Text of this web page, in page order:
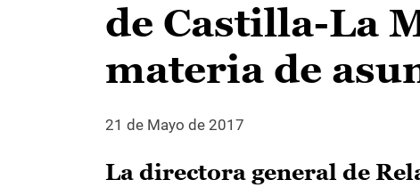
de Castilla-La
materia de
21 de Mayo de 2017
La directora general de